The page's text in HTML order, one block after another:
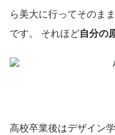
ら美大に行ってそのま
です。 それほど自分の
高校卒業後はデザイン